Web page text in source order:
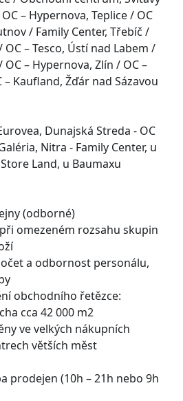
– Hypernova, Teplice / OC
/ Family Center, Třebíč /
OC – Tesco, Ústí nad Labem /
OC – Hypernova, Zlín / OC –
– Kaufland, Žďár nad Sázavou
Dunajská Streda - OC
Nitra - Family Center, u
Land, u Baumaxu
(odborné)
omezeném rozsahu skupin
a odbornost personálu,
obchodního řetězce:
cca 42 000 m2
ve velkých nákupních
větších měst
prodejen (10h – 21h nebo 9h